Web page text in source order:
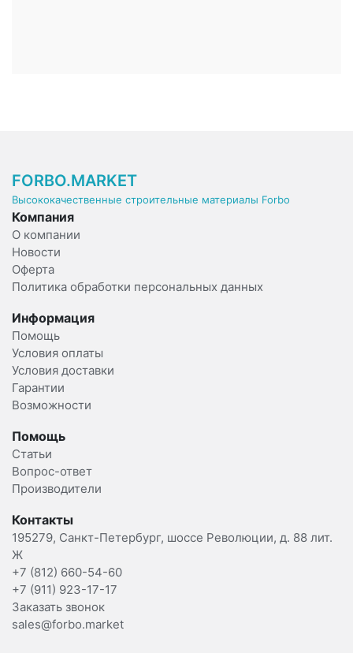
FORBO.MARKET
Высококачественные строительные материалы Forbo
Компания
О компании
Новости
Оферта
Политика обработки персональных данных
Информация
Помощь
Условия оплаты
Условия доставки
Гарантии
Возможности
Помощь
Статьи
Вопрос-ответ
Производители
Контакты
195279, Санкт-Петербург, шоссе Революции, д. 88 лит.
Ж
+7 (812) 660-54-60
+7 (911) 923-17-17
Заказать звонок
sales@forbo.market